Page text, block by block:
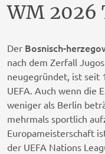
WM 2026
Der Bosnisch-
nach dem Zerfall
neugegründet, ist seit
UEFA. Auch wenn die
weniger als Berlin
mehrmals sportlich
Europameisterschaft
der UEFA Nations